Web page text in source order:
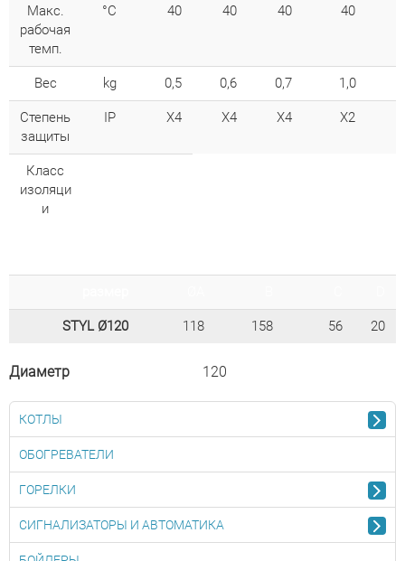
Макc.
рабочая
темп.
°C 40 40 40 40
Bec kg 0,5 0,6 0,7 1,0
Степень
защиты
IP X4 X4 X4 X2
Класс
изоляци
и
STYL Ø120 118 158 56 20
Диаметр 120
КОТЛЫ
ОБОГРЕВАТЕЛИ
ГОРЕЛКИ
СИГНАЛИЗАТОРЫ И АВТОМАТИКА